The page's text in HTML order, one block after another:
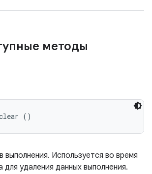
методы
()
выполнения. Используется во время
для удаления данных выполнения.